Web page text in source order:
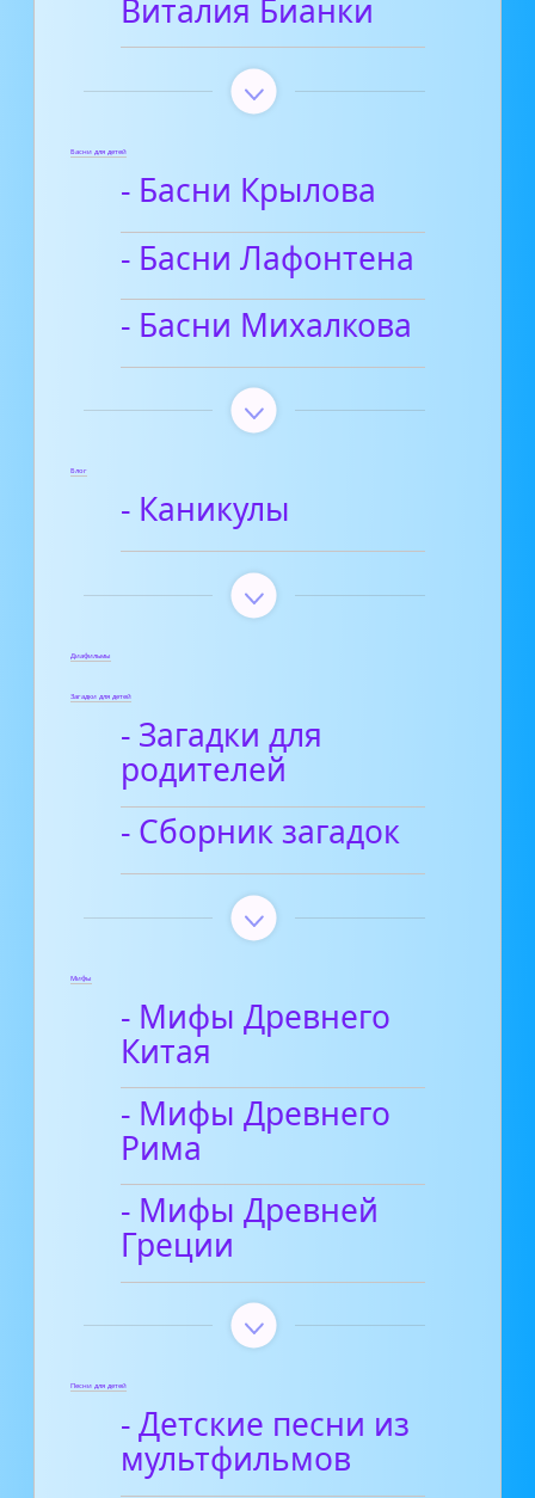
Виталия Бианки
Басни для детей
- Басни Крылова
- Басни Лафонтена
- Басни Михалкова
Блог
- Каникулы
Диафильмы
Загадки для детей
- Загадки для
родителей
- Сборник загадок
Мифы
- Мифы Древнего
Китая
- Мифы Древнего
Рима
- Мифы Древней
Греции
Песни для детей
- Детские песни из
мультфильмов